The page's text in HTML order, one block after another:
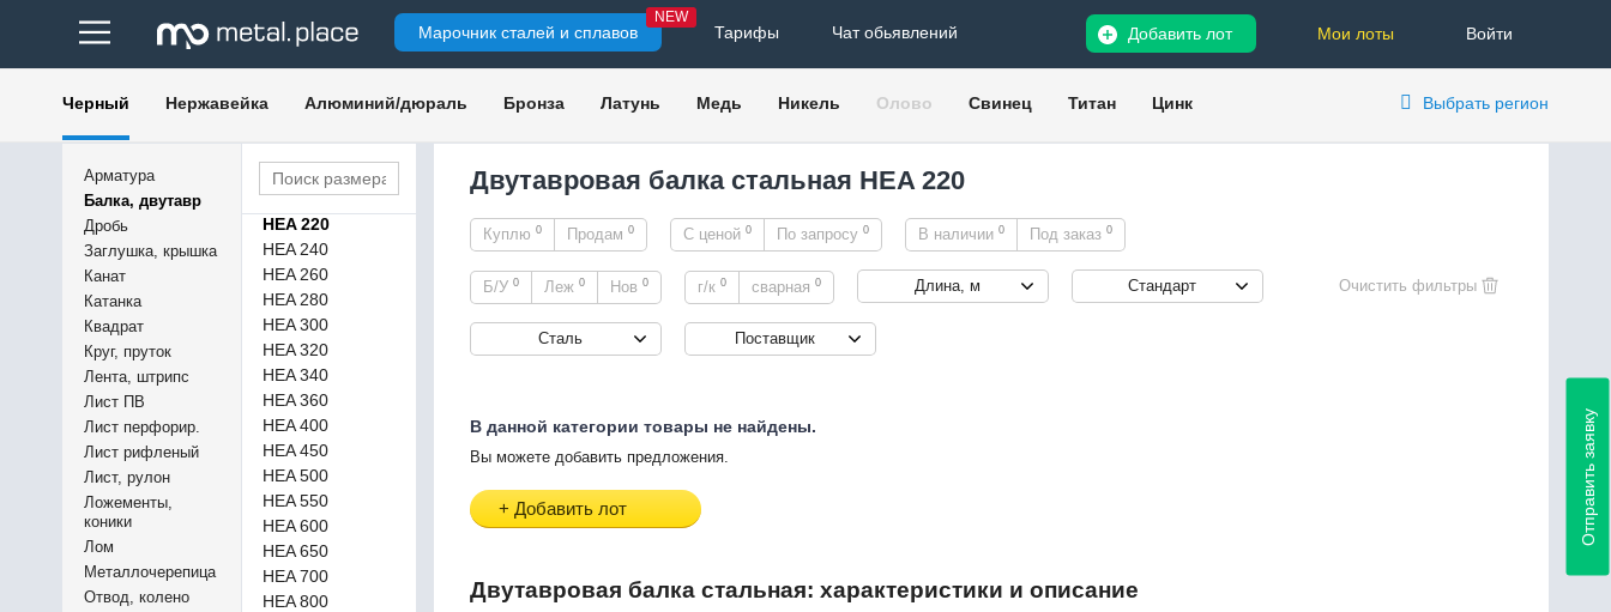
Марочник сталей и сплавов
NEW
Тарифы Чат обьявлений Войти
Мои лоты
Добавить лот
Черный Нержавейка Алюминий/дюраль Бронза Латунь Медь Никель Олово Свинец Титан Цинк Выбрать регион
Арматура
Балка, двутавр
Дробь
Заглушка, крышка
Канат
Катанка
Квадрат
Круг, пруток
Лента, штрипс
Лист ПВ
Лист перфорир.
Лист рифленый
Лист, рулон
Ложементы,
коники
Лом
Металлочерепица
Отвод, колено
100Б1
100Б4
HEA 100
HEA 120
HEA 160
HEA 180
HEA 200
HEA 220
HEA 240
HEA 260
HEA 280
HEA 300
HEA 320
HEA 340
HEA 360
HEA 400
HEA 450
HEA 500
HEA 550
HEA 600
HEA 650
HEA 700
HEA 800
Двутавровая балка стальная HEA 220
Куплю 0 Продам 0 С ценой 0 По запросу 0 В наличии 0 Под заказ 0
Б/У 0 Леж 0 Нов 0 г/к 0 сварная 0 Длина, м Стандарт
Сталь Поставщик
В данной категории товары не найдены.
Вы можете добавить предложения.
+ Добавить лот
Двутавровая балка стальная: характеристики и описание
Отправить заявку